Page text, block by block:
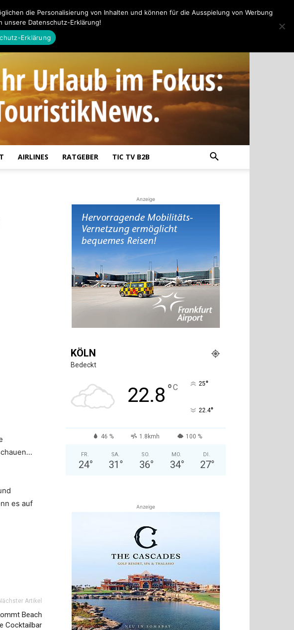
AIRLINES RATGEBER TIC TV B2B
es auf
Artikel
Beach
Cocktailbar
Anzeige
KÖLN
Bedeckt
22.8 °C 25°
22.4°
46 % 1.8kmh 100 %
FR.
24°
SA.
31 °
SO.
36°
MO.
34°
DI.
27°
Anzeige
die Personalisierung von Inhalten und können für die Ausspielung von Werbung
unsere Datenschutz-Erklärung!
Erklärung